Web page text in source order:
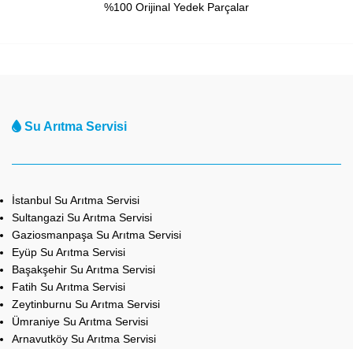
%100 Orijinal Yedek Parçalar
Su Arıtma Servisi
İstanbul Su Arıtma Servisi
Sultangazi Su Arıtma Servisi
Gaziosmanpaşa Su Arıtma Servisi
Eyüp Su Arıtma Servisi
Başakşehir Su Arıtma Servisi
Fatih Su Arıtma Servisi
Zeytinburnu Su Arıtma Servisi
Ümraniye Su Arıtma Servisi
Arnavutköy Su Arıtma Servisi